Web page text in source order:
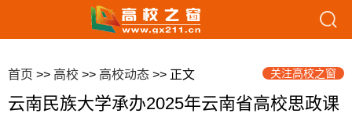
首页 >> 高校 >> 高校动态 >> 正文 关注高校之窗
云南民族大学承办2025年云南省高校思政课